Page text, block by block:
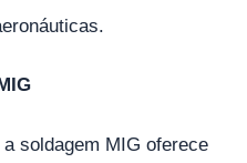
soldagem MIG oferece